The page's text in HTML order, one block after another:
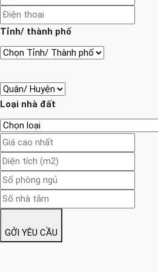
Tỉnh/ thành phố
Loại nhà đất
GỞI YÊU CẦU